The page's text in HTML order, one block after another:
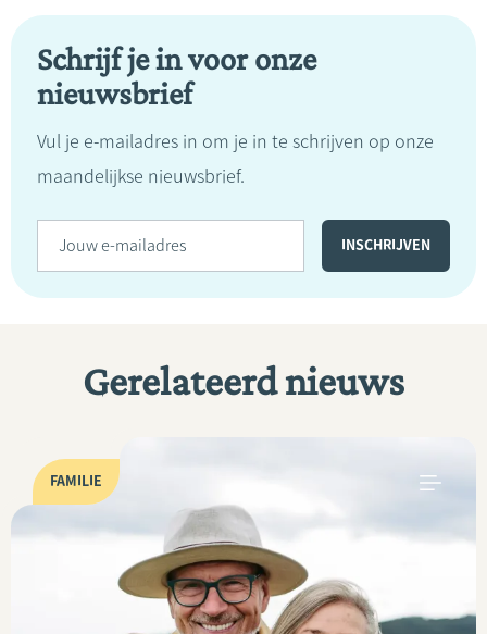
Schrijf je in voor onze
nieuwsbrief
Vul je e-mailadres in om je in te schrijven op onze
maandelijkse nieuwsbrief.
Gerelateerd nieuws
FAMILIE